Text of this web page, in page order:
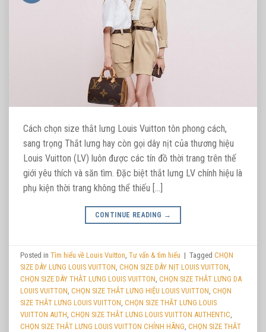
Cách chọn size thắt lưng Louis Vuitton tôn phong cách,
sang trọng Thắt lưng hay còn gọi dây nịt của thương hiệu
Louis Vuitton (LV) luôn được các tín đồ thời trang trên thế
giới yêu thích và săn tìm. Đặc biệt thắt lưng LV chính hiệu là
phụ kiện thời trang không thể thiếu […]
CONTINUE READING →
Posted inTìm hiểu về Louis Vuitton,Tư vấn & tìm hiểu | TaggedCHỌN
SIZE DÂY LƯNG LOUIS VUITTON,CHỌN SIZE DÂY NỊT LOUIS VUITTON,
CHỌN SIZE DÂY THẮT LƯNG LOUIS VUITTON,CHỌN SIZE THẮT LƯNG DA
LOUIS VUITTON,CHỌN SIZE THẮT LƯNG HIỆU LOUIS VUITTON,CHỌN
SIZE THẮT LƯNG LOUIS VUITTON,CHỌN SIZE THẮT LƯNG LOUIS
VUITTON AUTH,CHỌN SIZE THẮT LƯNG LOUIS VUITTON AUTHENTIC,
CHỌN SIZE THẮT LƯNG LOUIS VUITTON CHÍNH HÃNG,CHỌN SIZE THẮT